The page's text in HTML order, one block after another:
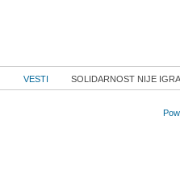
VESTI SOLIDARNOST NIJE